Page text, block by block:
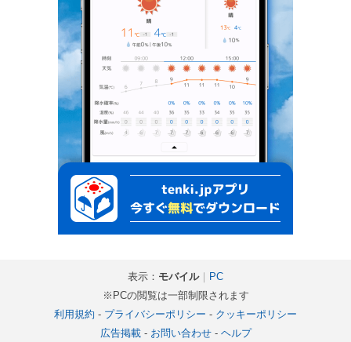
表示： モバイル｜ PC
※PCの閲覧は一部制限されます
利用規約 - プライバシーポリシー - クッキーポリシー
広告掲載- お問い合わせ- ヘルプ